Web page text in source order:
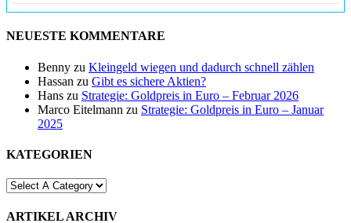
NEUESTE KOMMENTARE
Benny zu Kleingeld wiegen und dadurch schnell zählen
Hassan zu Gibt es sichere Aktien?
Hans zu Strategie: Goldpreis in Euro – Februar 2026
Marco Eitelmann zu Strategie: Goldpreis in Euro – Januar
2025
KATEGORIEN
ARTIKEL ARCHIV